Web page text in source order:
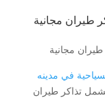
طيران مجانية
في مدينه
تذاكر طيران